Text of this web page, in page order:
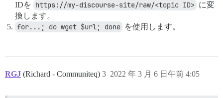
IDを https://my-discourse-site/raw/<topic ID> に変
換します。
for...; do wget $url; done を使用します。
RGJ (Richard - Communiteq) 2022 年 3 月 6 日午前 4:05
3